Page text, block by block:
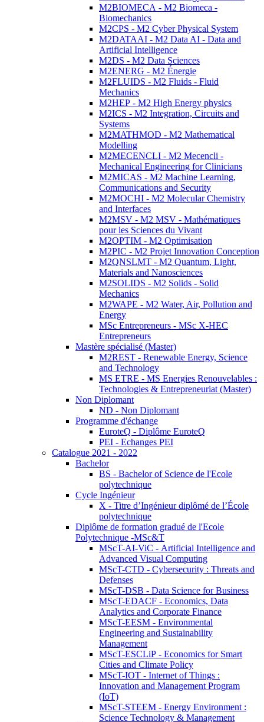
M2BIOMECA - M2 Biomeca -
Biomechanics
M2CPS - M2 Cyber Physical System
M2DATAAI - M2 Data AI - Data and
Artificial Intelligence
M2DS - M2 Data Sciences
M2ENERG - M2 Énergie
M2FLUIDS - M2 Fluids - Fluid
Mechanics
M2HEP - M2 High Energy physics
M2ICS - M2 Integration, Circuits and
Systems
M2MATHMOD - M2 Mathematical
Modelling
M2MECENCLI - M2 Mecencli -
Mechanical Engineering for Clinicians
M2MICAS - M2 Machine Learning,
Communications and Security
M2MOCHI - M2 Molecular Chemistry
and Interfaces
M2MSV - M2 MSV - Mathématiques
pour les Sciences du Vivant
M2OPTIM - M2 Optimisation
M2PIC - M2 Projet Innovation Conception
M2QNSLMT - M2 Quantum, Light,
Materials and Nanosciences
M2SOLIDS - M2 Solids - Solid
Mechanics
M2WAPE - M2 Water, Air, Pollution and
Energy
MSc Entrepreneurs - MSc X-HEC
Entrepreneurs
Mastère spécialisé (Master)
M2REST - Renewable Energy, Science
and Technology
MS ETRE - MS Energies Renouvelables :
Technologies & Entrepreneuriat (Master)
Non Diplomant
ND - Non Diplomant
Programme d'échange
EuroteQ - Diplôme EuroteQ
PEI - Echanges PEI
Catalogue 2021 - 2022
Bachelor
BS - Bachelor of Science de l'Ecole
polytechnique
Cycle Ingénieur
X - Titre d’Ingénieur diplômé de l’École
polytechnique
Diplôme de formation gradué de l'Ecole
Polytechnique -MSc&T
MScT-AI-ViC - Artificial Intelligence and
Advanced Visual Computing
MScT-CTD - Cybersecurity : Threats and
Defenses
MScT-DSB - Data Science for Business
MScT-EDACF - Economics, Data
Analytics and Corporate Finance
MScT-EESM - Environmental
Engineering and Sustainability
Management
MScT-ESCLiP - Economics for Smart
Cities and Climate Policy
MScT-IOT - Internet of Things :
Innovation and Management Program
(IoT)
MScT-STEEM - Energy Environment :
Science Technology & Management